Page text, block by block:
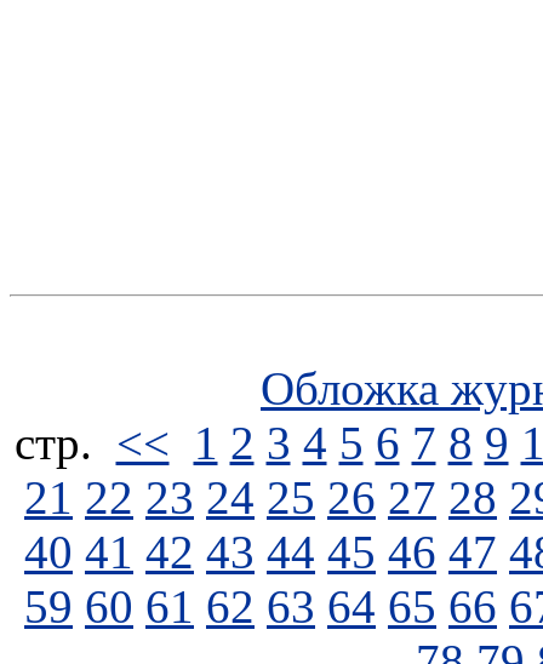
Обложка
стp. << 1 2 3 4 5 6 7 8 9
21 22 23 24 25 26 27 28
40 41 42 43 44 45 46 47
59 60 61 62 63 64 65 66